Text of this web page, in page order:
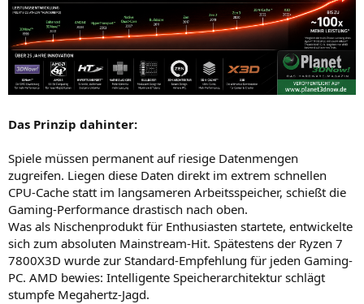
Das Prinzip dahinter:
Spiele müssen permanent auf riesige Datenmengen
zugreifen. Liegen diese Daten direkt im extrem schnellen
CPU-Cache statt im langsameren Arbeitsspeicher, schießt die
Gaming-Performance drastisch nach oben.
Was als Nischenprodukt für Enthusiasten startete, entwickelte
sich zum absoluten Mainstream-Hit. Spätestens der Ryzen 7
7800X3D wurde zur Standard-Empfehlung für jeden Gaming-
PC. AMD bewies: Intelligente Speicherarchitektur schlägt
stumpfe Megahertz-Jagd.